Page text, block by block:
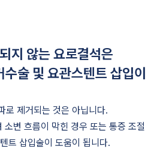
지 않는 요로결석은
수술 및 요관스텐트 삽입이
로 제거되는 것은 아닙니다.
소변 흐름이 막힌 경우 또는 통증 조절
트 삽입술이 도움이 됩니다.